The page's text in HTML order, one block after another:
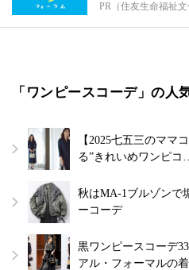
PR（住友生命福祉文
「ワンピースコーデ」の人
【2025七五三のママ
る”きれいめワンピコ
秋はMA-1ブルゾンで
ーコーデ
黒ワンピースコーデ
アル・フォーマルの